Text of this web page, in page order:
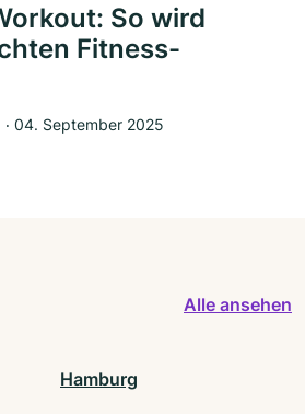
So wird
Fitness-
‧ 04. September 2025
Alle ansehen
Hamburg